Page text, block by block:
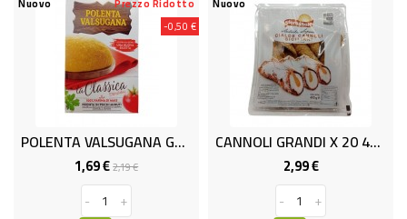
DEODORANTI
DETERSIVI
TESSUTI
DETERGENTI
SUPERFICI
ACCESSORI
Nuovo
-0,50 €
Prezzo Ridotto
POLENTA VALSUGANA GR.370
1,69 € Prezzo
base
2,19 €Prezzo
-
+
Nuovo
CANNOLI GRANDI X 20 400gr
2,99 €Prezzo
-
+